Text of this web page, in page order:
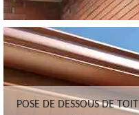
POSE DE DESSOUS DE TOIT